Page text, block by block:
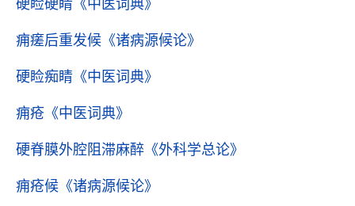
硬睑硬睛 《中医词典》
痈瘥后重发候 《诸病源候论》
硬睑痴睛 《中医词典》
痈疮 《中医词典》
硬脊膜外腔阻滞麻醉 《外科学总论》
痈疮候 《诸病源候论》